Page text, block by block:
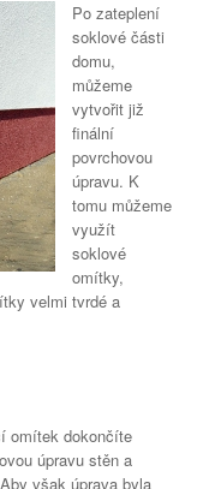
Po zateplení
soklové části
domu,
můžeme
vytvořit již
finální
povrchovou
úpravu. K
tomu můžeme
využít
soklové
omítky,
velmi tvrdé a
omítek dokončíte
úpravu stěn a
však úprava byla